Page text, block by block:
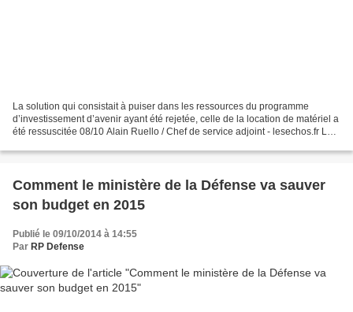
La solution qui consistait à puiser dans les ressources du programme
d’investissement d’avenir ayant été rejetée, celle de la location de matériel a
été ressuscitée 08/10 Alain Ruello / Chef de service adjoint - lesechos.fr Le
Comment le ministère de la Défense va sauver
son budget en 2015
Publié le 09/10/2014 à 14:55
Par RP Defense